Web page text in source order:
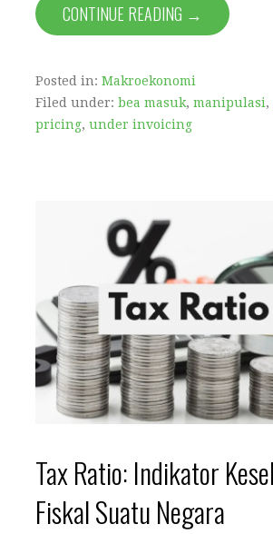
CONTINUE READING →
Posted in: Makroekonomi
Filed under: bea masuk, manipulasi,
pricing, under invoicing
Tax Ratio: Indikator
Fiskal Suatu Negara